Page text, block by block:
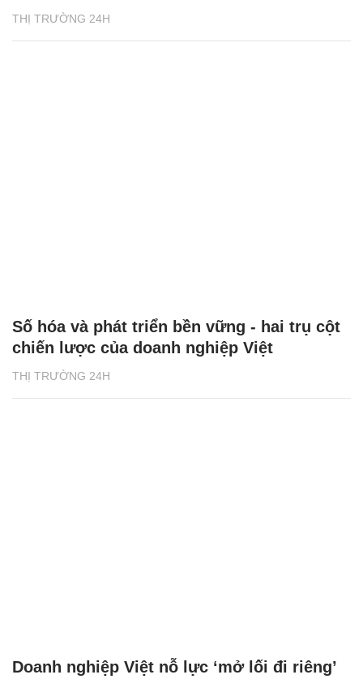
THỊ TRƯỜNG
THỊ TRƯỜNG 24H
Doanh nghiệp đồng hành cùng Việt Nam
thực hiện Tầm nhìn Việt Nam 2045